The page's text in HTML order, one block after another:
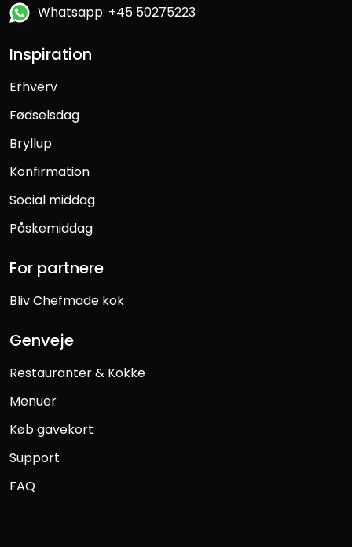
Whatsapp: +45 50275223
Inspiration
Erhverv
Fødselsdag
Bryllup
Konfirmation
Social middag
Påskemiddag
For partnere
Bliv Chefmade kok
Genveje
Restauranter & Kokke
Menuer
Køb gavekort
Support
FAQ